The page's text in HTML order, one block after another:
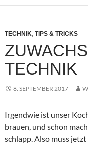
TECHNIK, TIPS & TRICKS
TECHNIK
8. SEPTEMBER 2017
Irgendwie ist unser
brauen, und schon
schlapp. Also muss